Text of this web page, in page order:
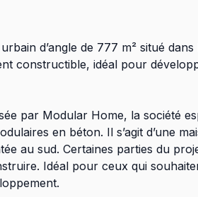
d’angle de 777 m² situé
constructible, idéal pour
par Modular Home, la société
en béton. Il s’agit d’une
au sud. Certaines parties du
Idéal pour ceux qui